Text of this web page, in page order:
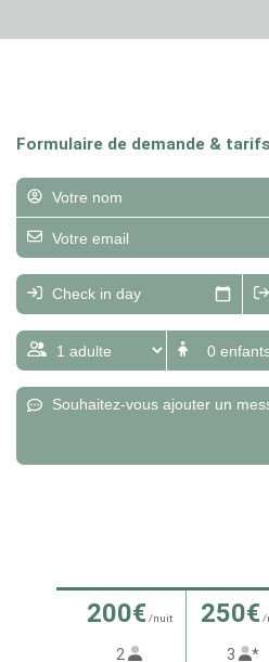
Formulaire de demande & tarifs
200€/nuit
2
250€/
3 *